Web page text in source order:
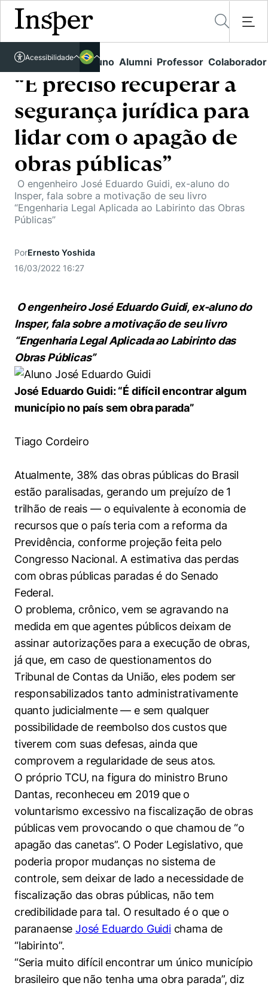
Links rápidos Aluno Alumni Professor Colaborador
Acessibilidade
Acessível em libras
Graduação
Todas as Engenharias
Engenharia de Computação
Engenharia de Produção
Pós-Graduação
Negócios
Políticas Públicas
Sustentabilidade
Tecnologia e Dados
Educação Executiva
Busca por Áreas de Conhecimento
Quem Somos
O Insper
Campus
Internacional
Student Life
Núcleo de Carreiras
Hub de Inovação e Empreendedorismo
Resolução Eficaz de Problemas
Oportunidade de Negócios
Women in Action
Sala de Imprensa
Comunidade Transforme
Missão
Projetos Sociais
Lista de doadores
Pesquisa
Pesquisa no Insper
Centros de Conhecimento
Repositório Institucional
Pesquisa na Graduação
Seminários Acadêmicos
Comitê de Ética em Pesquisa
Conteúdos
Carreiras e Cursos
Newsletters
Youtube
Instagram
Linkedin
Unidades Acadêmicas
Gestão e Economia
Engenharia e Ciência da Computação
Corpo Docente
Áreas de Conhecimento
Prêmios de Excelência
Ensino e aprendizagem
Atendimento
Visite o Insper
Canal de Ética
Ouvidoria
Portal da Privacidade
“É preciso recuperar a
segurança jurídica para
lidar com o apagão de
obras públicas”
O engenheiro José Eduardo Guidi, ex-aluno do
Insper, fala sobre a motivação de seu livro
“Engenharia Legal Aplicada ao Labirinto das Obras
Públicas”
PorErnesto Yoshida
16/03/2022 16:27
O engenheiro José Eduardo Guidi, ex-aluno do
Insper, fala sobre a motivação de seu livro
“Engenharia Legal Aplicada ao Labirinto das
Obras Públicas”
José Eduardo Guidi: “É difícil encontrar algum
município no país sem obra parada”
Tiago Cordeiro
Atualmente, 38% das obras públicas do Brasil
estão paralisadas, gerando um prejuízo de 1
trilhão de reais — o equivalente à economia de
recursos que o país teria com a reforma da
Previdência, conforme projeção feita pelo
Congresso Nacional. A estimativa das perdas
com obras públicas paradas é do Senado
Federal.
O problema, crônico, vem se agravando na
medida em que agentes públicos deixam de
assinar autorizações para a execução de obras,
já que, em caso de questionamentos do
Tribunal de Contas da União, eles podem ser
responsabilizados tanto administrativamente
quanto judicialmente — e sem qualquer
possibilidade de reembolso dos custos que
tiverem com suas defesas, ainda que
comprovem a regularidade de seus atos.
O próprio TCU, na figura do ministro Bruno
Dantas, reconheceu em 2019 que o
voluntarismo excessivo na fiscalização de obras
públicas vem provocando o que chamou de “o
apagão das canetas”. O Poder Legislativo, que
poderia propor mudanças no sistema de
controle, sem deixar de lado a necessidade de
fiscalização das obras públicas, não tem
credibilidade para tal. O resultado é o que o
paranaenseJosé Eduardo Guidichama de
“labirinto”.
“Seria muito difícil encontrar um único município
brasileiro que não tenha uma obra parada”, diz